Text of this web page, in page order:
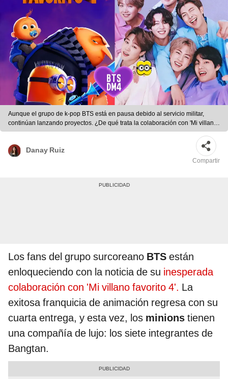
Aunque el grupo de k-pop BTS está en pausa debido al servicio militar,
continúan lanzando proyectos. ¿De qué trata la colaboración con 'Mi villano
favorito 4'? Foto: composición LR/Illumination/Hybe
Danay Ruiz
Compartir
Los fans del grupo surcoreano BTS están
enloqueciendo con la noticia de su inesperada
colaboración con 'Mi villano favorito 4'. La
exitosa franquicia de animación regresa con su
cuarta entrega, y esta vez, los minions tienen
una compañía de lujo: los siete integrantes de
Bangtan.